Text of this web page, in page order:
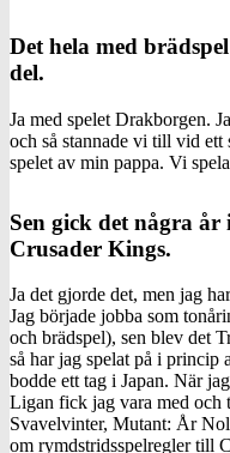
Det hela med
del.
Ja med spelet Drakborgen.
och så stannade vi till vid
spelet av min pappa. Vi
Sen gick det några
Crusader Kings.
Ja det gjorde det, men jag
Jag började jobba som
och brädspel), sen blev det
så har jag spelat på i princip
bodde ett tag i Japan. När
Ligan fick jag vara med och
Svavelvinter, Mutant: År
om rymdstridsspelregler till